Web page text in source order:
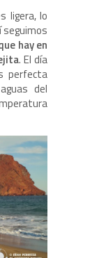
ligera, lo
seguimos
hay en
. El día
perfecta
del